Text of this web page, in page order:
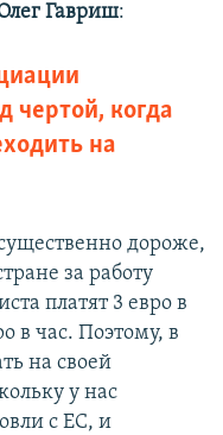
Гавриш:
чертой, когда
на
дороже,
за работу
платят 3 евро в
в час. Поэтому, в
на своей
у нас
с ЕС, и